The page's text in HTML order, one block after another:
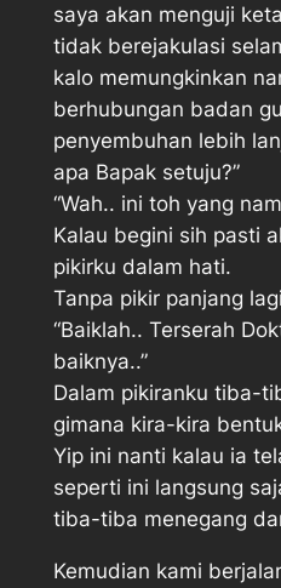
saya akan menguji
tidak berejakulasi
kalo memungkinkan
berhubungan badan
penyembuhan lebih
apa Bapak setuju?”
“Wah.. ini toh yang
Kalau begini sih pasti
pikirku dalam hati.
Tanpa pikir panjang
“Baiklah.. Terserah
baiknya..”
Dalam pikiranku tiba-
gimana kira-kira
Yip ini nanti kalau ia
seperti ini langsung
tiba-tiba menegang
Kemudian kami